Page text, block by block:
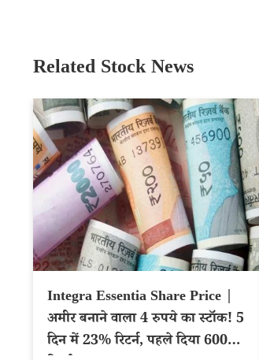
Related Stock News
Integra Essentia Share Price |
अमीर बनाने वाला 4 रुपये का स्टॉक! 5
दिन में 23% रिटर्न, पहले दिया 600%